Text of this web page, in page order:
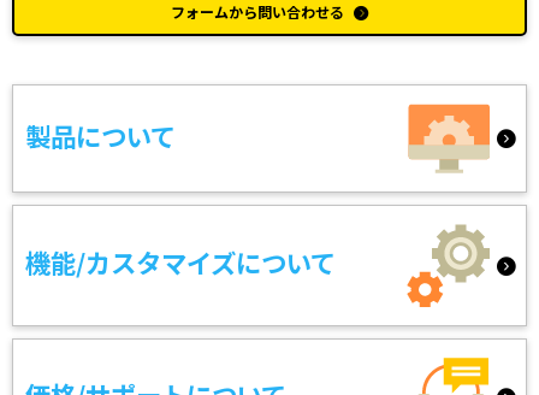
フォームから問い合わせる
製品について
機能/カスタマイズについて